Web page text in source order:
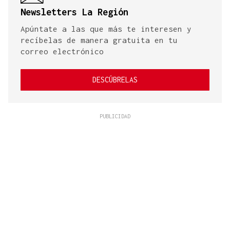
Newsletters La Región
Apúntate a las que más te interesen y
recíbelas de manera gratuita en tu
correo electrónico
DESCÚBRELAS